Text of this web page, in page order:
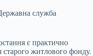
служба
є практично
старого житлового фонду.